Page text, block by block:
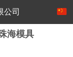
公司
海模具